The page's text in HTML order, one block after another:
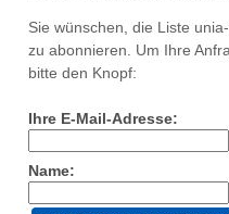
Sie wünschen, die Liste
zu abonnieren. Um Ihre
bitte den Knopf:
Ihre E-Mail-Adresse:
Name: